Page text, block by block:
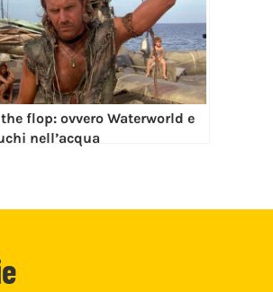
flop: ovvero Waterworld e
nell’acqua